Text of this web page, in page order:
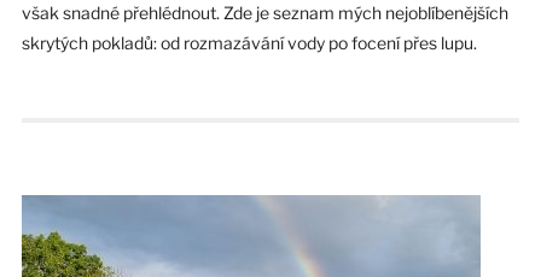
však snadné přehlédnout. Zde je seznam mých nejoblíbenějších
skrytých pokladů: od rozmazávání vody po focení přes lupu.